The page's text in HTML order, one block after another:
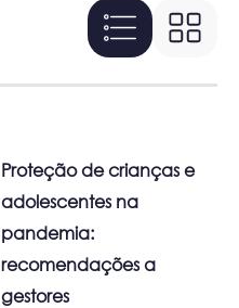
Proteção de crianças e
adolescentes na
pandemia:
recomendações a
gestores